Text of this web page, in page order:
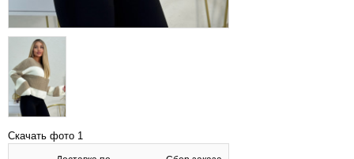
Скачать фото 1